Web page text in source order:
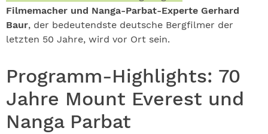
Filmemacher und Nanga-Parbat-Experte Gerhard
Baur, der bedeutendste deutsche Bergfilmer der
letzten 50 Jahre, wird vor Ort sein.
Programm-Highlights: 70
Jahre Mount Everest und
Nanga Parbat